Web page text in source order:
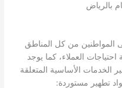
بالرياض
المواطنين من كل المناطق
العملاء، كما يوجد
الخدمات الأساسية المتعلقة
تطهير مستوردة: